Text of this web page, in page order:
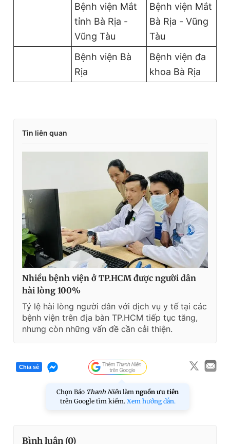
Bệnh viện Mắt
tỉnh Bà Rịa -
Vũng Tàu
Bệnh viện Mắt
Bà Rịa - Vũng
Tàu
Bệnh viện Bà
Rịa
Bệnh viện đa
khoa Bà Rịa
Tin liên quan
Nhiều bệnh viện ở TP.HCM được người dân
hài lòng 100%
Tỷ lệ hài lòng người dân với dịch vụ y tế tại các
bệnh viện trên địa bàn TP.HCM tiếp tục tăng,
nhưng còn những vấn đề cần cải thiện.
Chia sẻ
Chọn Báo Thanh Niên làm nguồn ưu tiên
trên Google tìm kiếm. Xem hướng dẫn.
Bình luận (0)